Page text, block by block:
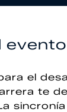
evento
el
te